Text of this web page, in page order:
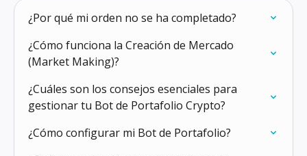
¿Por qué mi orden no se ha completado?
¿Cómo funciona la Creación de Mercado
(Market Making)?
¿Cuáles son los consejos esenciales para
gestionar tu Bot de Portafolio Crypto?
¿Cómo configurar mi Bot de Portafolio?